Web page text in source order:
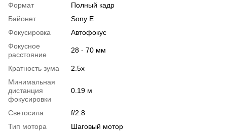
Формат
Полный кадр
Байонет
Sony E
Фокусировка
Автофокус
Фокусное
расстояние
28 - 70 мм
Кратность зума
2.5x
Минимальная
дистанция
фокусировки
0.19 м
Светосила
f/2.8
Тип мотора
Шаговый мотор